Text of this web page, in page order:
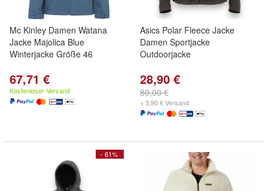
Mc Kinley Damen Watana
Jacke Majolica Blue
Winterjacke Größe 46
67,71 €
Kostenloser Versand
Asics Polar Fleece Jacke
Damen Sportjacke
Outdoorjacke
28,90 €
80,00 €
+ 3,90 € Versand
- 61%